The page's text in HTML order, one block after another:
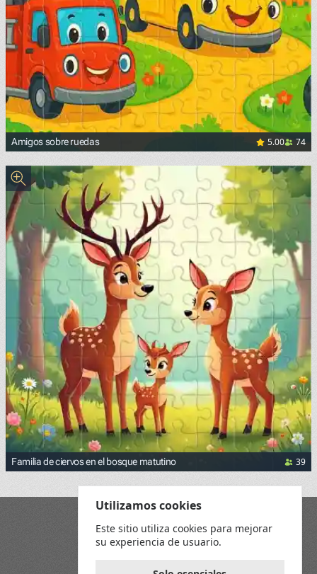
Amigos sobre ruedas 5.00 74
Familia de ciervos en el bosque matutino 39
Playground
Términos y Condiciones
Utilizamos cookies
Este sitio utiliza cookies para mejorar
su experiencia de usuario.